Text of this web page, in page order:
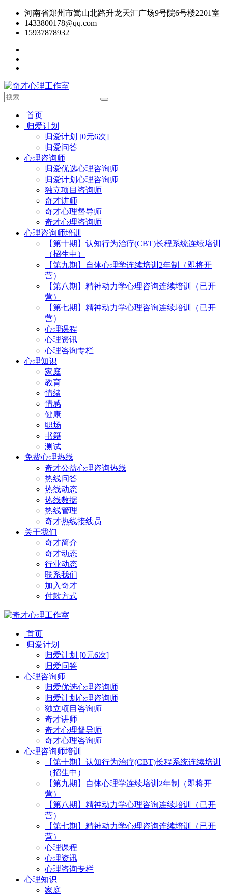
河南省郑州市嵩山北路升龙天汇广场9号院6号楼2201室
1433800178@qq.com
15937878932
首页
归爱计划
归爱计划 [0元6次]
归爱问答
心理咨询师
归爱优选心理咨询师
归爱计划心理咨询师
独立项目咨询师
奇才讲师
奇才心理督导师
奇才心理咨询师
心理咨询师培训
【第十期】认知行为治疗(CBT)长程系统连续培训
（招生中）
【第九期】自体心理学连续培训2年制（即将开
营）
【第八期】精神动力学心理咨询连续培训（已开
营）
【第七期】精神动力学心理咨询连续培训（已开
营）
心理课程
心理资讯
心理咨询专栏
心理知识
家庭
教育
情绪
情感
健康
职场
书籍
测试
免费心理热线
奇才公益心理咨询热线
热线问答
热线动态
热线数据
热线管理
奇才热线接线员
关于我们
奇才简介
奇才动态
行业动态
联系我们
加入奇才
付款方式
首页
归爱计划
归爱计划 [0元6次]
归爱问答
心理咨询师
归爱优选心理咨询师
归爱计划心理咨询师
独立项目咨询师
奇才讲师
奇才心理督导师
奇才心理咨询师
心理咨询师培训
【第十期】认知行为治疗(CBT)长程系统连续培训
（招生中）
【第九期】自体心理学连续培训2年制（即将开
营）
【第八期】精神动力学心理咨询连续培训（已开
营）
【第七期】精神动力学心理咨询连续培训（已开
营）
心理课程
心理资讯
心理咨询专栏
心理知识
家庭